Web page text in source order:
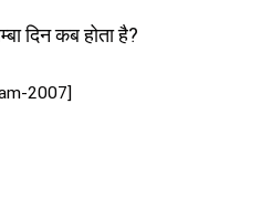
दिन कब होता है?
2007]